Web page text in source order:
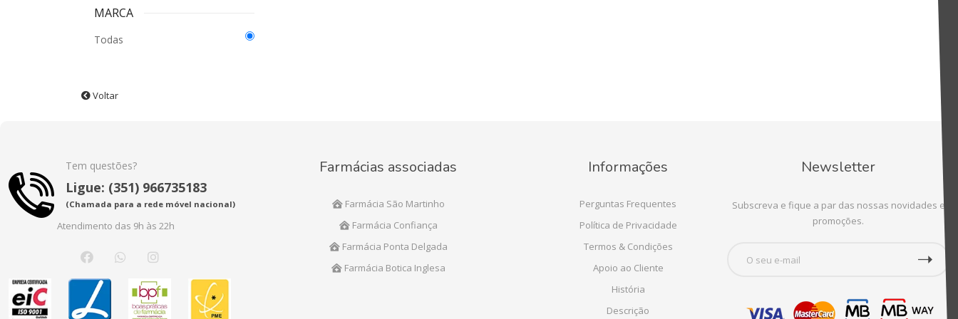
MARCA
Todas
Voltar
Tem questões?
Ligue: (351) 966735183
(Chamada para a rede móvel nacional)
Atendimento das 9h às 22h
Farmácias associadas
Farmácia São Martinho
Farmácia Confiança
Farmácia Ponta Delgada
Farmácia Botica Inglesa
Informações
Perguntas Frequentes
Política de Privacidade
Termos & Condições
Apoio ao Cliente
História
Descrição
Newsletter
Subscreva e fique a par das nossas novidades e
promoções.